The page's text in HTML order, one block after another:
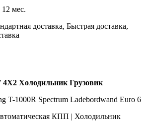
12 мес.
доставка, Быстрая доставка,
4X2 Холодильник Грузовик
T-1000R Spectrum Ladebordwand Euro 6
КПП | Холодильник